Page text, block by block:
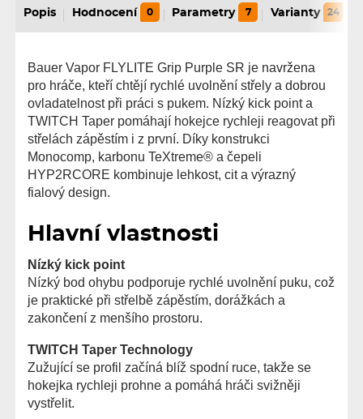
Popis Hodnocení 0 Parametry 7 Varianty 24
Bauer Vapor FLYLITE Grip Purple SR je navržena
pro hráče, kteří chtějí rychlé uvolnění střely a dobrou
ovladatelnost při práci s pukem. Nízký kick point a
TWITCH Taper pomáhají hokejce rychleji reagovat při
střelách zápěstím i z první. Díky konstrukci
Monocomp, karbonu TeXtreme® a čepeli
HYP2RCORE kombinuje lehkost, cit a výrazný
fialový design.
Hlavní vlastnosti
Nízký kick point
Nízký bod ohybu podporuje rychlé uvolnění puku, což
je praktické při střelbě zápěstím, dorážkách a
zakončení z menšího prostoru.
TWITCH Taper Technology
Zužující se profil začíná blíž spodní ruce, takže se
hokejka rychleji prohne a pomáhá hráči svižněji
vystřelit.